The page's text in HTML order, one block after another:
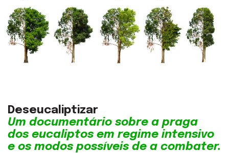
Deseucaliptizar
Um documentário sobre a praga
dos eucaliptos em regime intensivo
e os modos possíveis de a combater.